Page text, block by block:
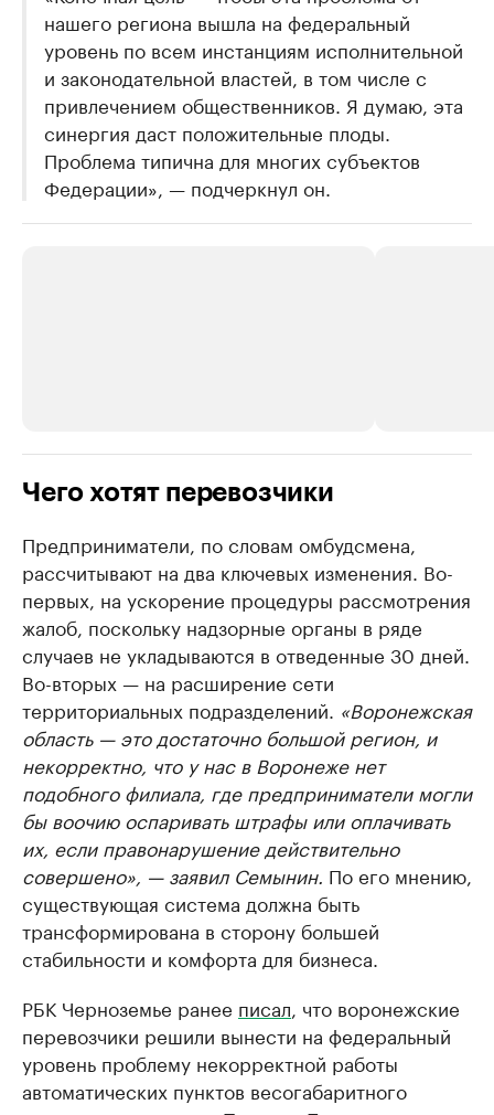
нашего региона вышла на федеральный
уровень по всем инстанциям исполнительной
и законодательной властей, в том числе с
привлечением общественников. Я думаю, эта
синергия даст положительные плоды.
Проблема типична для многих субъектов
Федерации», — подчеркнул он.
РБК Компании
Управляйте страницей компании и развивайте личные
бренды спикеров бизнеса
продавцы
Ознакомьтесь с
Чего хотят перевозчики
Предприниматели, по словам омбудсмена,
рассчитывают на два ключевых изменения. Во-
первых, на ускорение процедуры рассмотрения
жалоб, поскольку надзорные органы в ряде
случаев не укладываются в отведенные 30 дней.
Во-вторых — на расширение сети
территориальных подразделений. «Воронежская
область — это достаточно большой регион, и
некорректно, что у нас в Воронеже нет
подобного филиала, где предприниматели могли
бы воочию оспаривать штрафы или оплачивать
их, если правонарушение действительно
совершено», — заявил Семынин. По его мнению,
существующая система должна быть
трансформирована в сторону большей
стабильности и комфорта для бизнеса.
РБК Черноземье ранее писал, что воронежские
перевозчики решили вынести на федеральный
уровень проблему некорректной работы
автоматических пунктов весогабаритного